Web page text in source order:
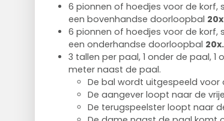
6 pionnen of hoedjes voor de korf,
een bovenhandse doorloopbal
6 pionnen of hoedjes voor de korf,
een onderhandse doorloopbal 20x.
3 tallen per paal, 1 onder de paal,
meter naast de paal.
De bal wordt uitgespeeld voor
De aangever loopt naar de
De terugspeelster loopt naar